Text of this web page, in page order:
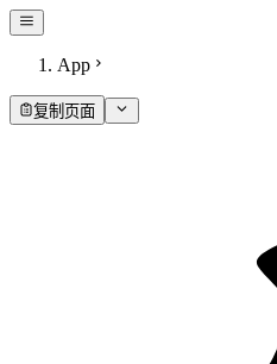
App
复制页面